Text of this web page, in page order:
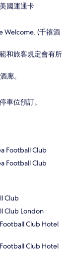
國運通卡
Welcome. (千禧酒
和旅客規定會有所
廊。
車位預訂。
Football Club
Football Club
Club
Club London
Club Hotel
Club Hotel